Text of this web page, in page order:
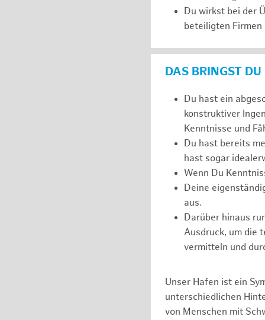
Du wirkst bei der
beteiligten Firmen
DAS BRINGST
Du hast ein
konstruktiver
Kenntnisse und
Du hast bereits
hast sogar
Wenn Du
Deine
aus.
Darüber hinaus
Ausdruck, um die
vermitteln und
Unser Hafen ist ein
unterschiedlichen
von Menschen mit